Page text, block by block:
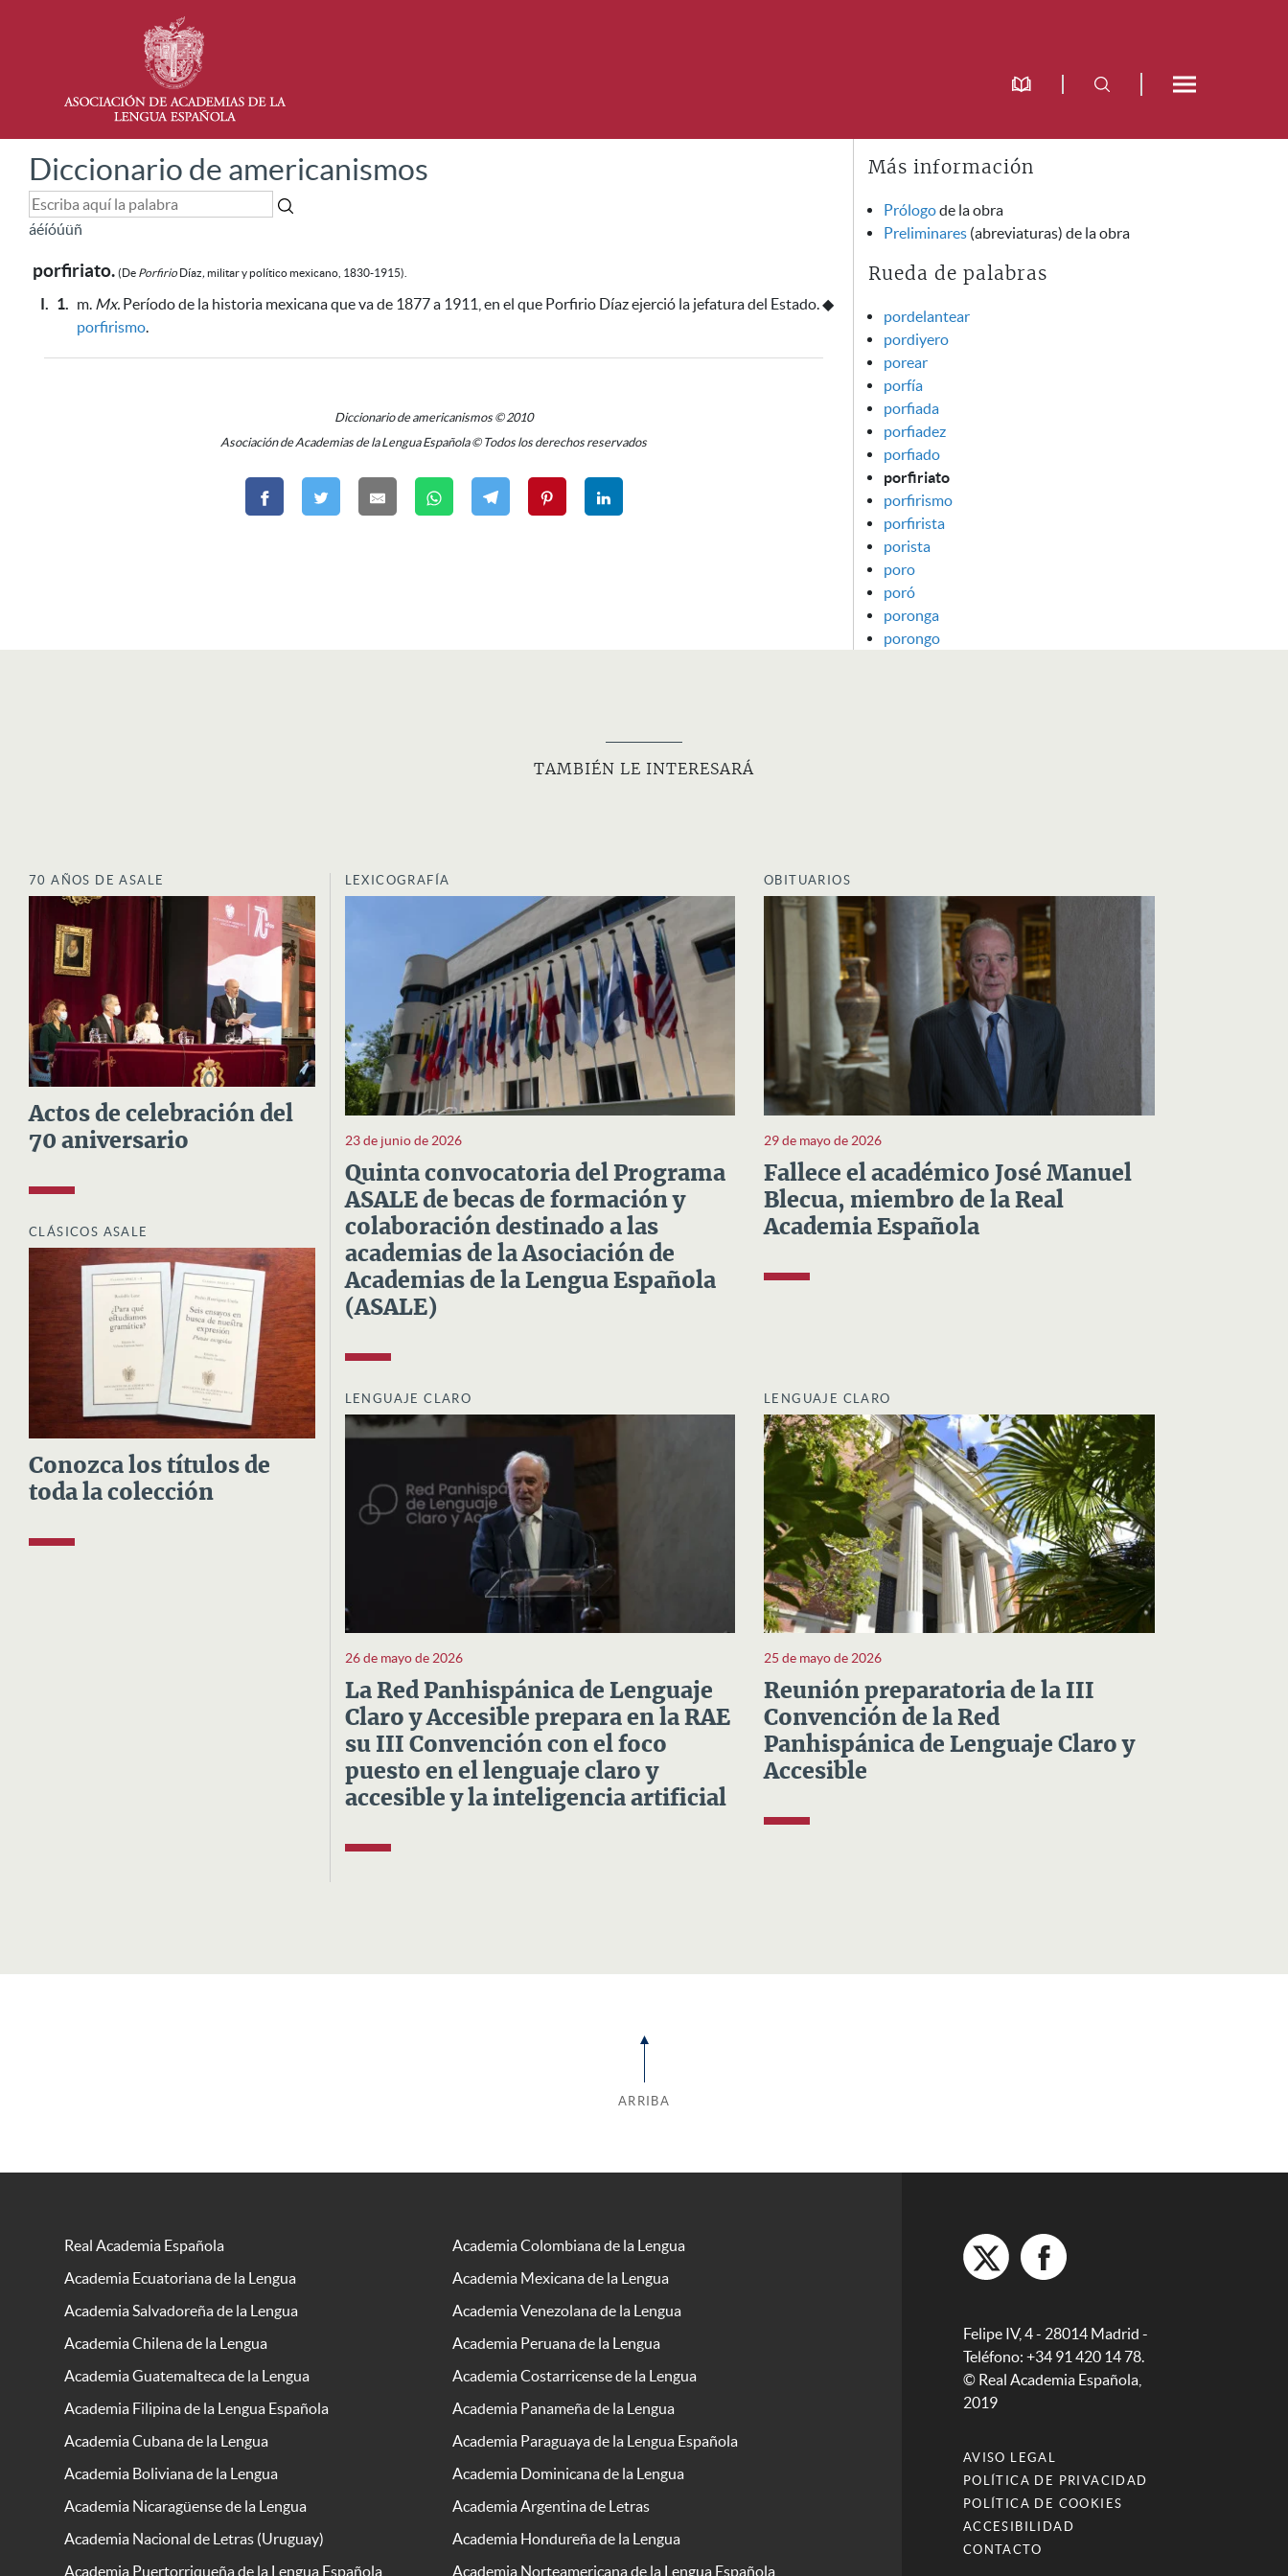
Diccionario de americanismos
áéíóúüñ
porfiriato. (De Porfirio Díaz, militar y político mexicano, 1830-1915)
I. 1. m. Mx. Período de la historia mexicana que va de 1877 a 1911, en el que Porfirio Díaz ejerció la jefatura del Estado.◆
porfirismo.
Diccionario de americanismos © 2010
Asociación de Academias de la Lengua Española © Todos los derechos reservados
Más información
Prólogode la obra
Preliminares (abreviaturas) de la obra
Rueda de palabras
pordelantear
pordiyero
porear
porfía
porfiada
porfiadez
porfiado
porfiriato
porfirismo
porfirista
porista
poro
poró
poronga
porongo
TAMBIÉN LE INTERESARÁ
70 AÑOS DE ASALE
Actos de celebración del
70 aniversario
CLÁSICOS ASALE
Conozca los títulos de
toda la colección
LEXICOGRAFÍA
23 de junio de 2026
Quinta convocatoria del Programa
ASALE de becas de formación y
colaboración destinado a las
academias de la Asociación de
Academias de la Lengua Española
(ASALE)
OBITUARIOS
29 de mayo de 2026
Fallece el académico José Manuel
Blecua, miembro de la Real
Academia Española
LENGUAJE CLARO
26 de mayo de 2026
La Red Panhispánica de Lenguaje
Claro y Accesible prepara en la RAE
su III Convención con el foco
puesto en el lenguaje claro y
accesible y la inteligencia artificial
LENGUAJE CLARO
25 de mayo de 2026
Reunión preparatoria de la III
Convención de la Red
Panhispánica de Lenguaje Claro y
Accesible
ARRIBA
Real Academia Española
Academia Colombiana de la Lengua
Academia Ecuatoriana de la Lengua
Academia Mexicana de la Lengua
Academia Salvadoreña de la Lengua
Academia Venezolana de la Lengua
Academia Chilena de la Lengua
Academia Peruana de la Lengua
Academia Guatemalteca de la Lengua
Academia Costarricense de la Lengua
Academia Filipina de la Lengua Española
Academia Panameña de la Lengua
Academia Cubana de la Lengua
Academia Paraguaya de la Lengua Española
Academia Boliviana de la Lengua
Academia Dominicana de la Lengua
Academia Nicaragüense de la Lengua
Academia Argentina de Letras
Academia Nacional de Letras (Uruguay)
Academia Hondureña de la Lengua
Academia Puertorriqueña de la Lengua Española
Academia Norteamericana de la Lengua Española
Felipe IV, 4 - 28014 Madrid -
Teléfono: +34 91 420 14 78.
© Real Academia Española,
2019
AVISO LEGAL
POLÍTICA DE PRIVACIDAD
POLÍTICA DE COOKIES
ACCESIBILIDAD
CONTACTO